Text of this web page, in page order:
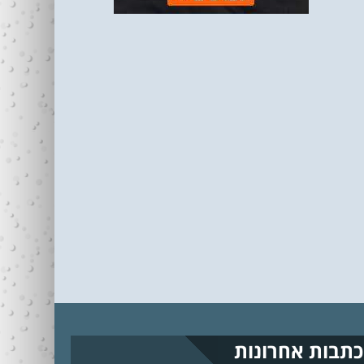
כתבות אחרונות